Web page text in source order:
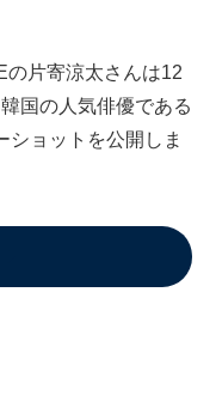
の片寄涼太さんは12
国の人気俳優である
ショットを公開しま